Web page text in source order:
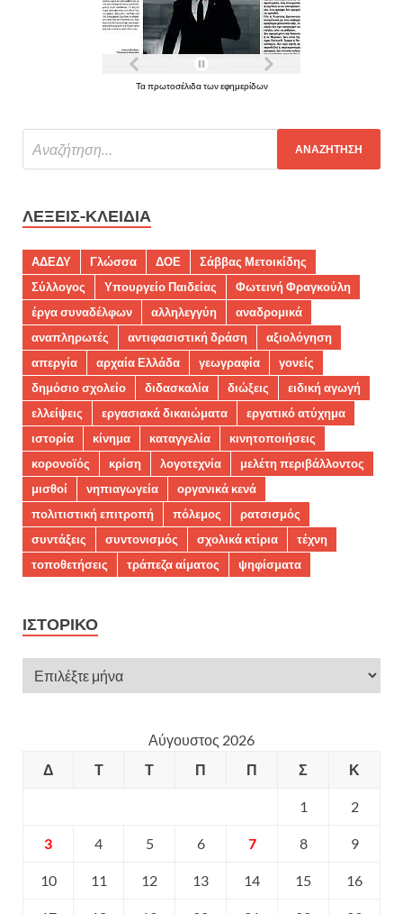
Τα πρωτοσέλιδα των εφημερίδων
ΛΈΞΕΙΣ-ΚΛΕΙΔΙΆ
ΑΔΕΔΥ Γλώσσα ΔΟΕ
Σάββας Μετοικίδης
Σύλλογος
Υπουργείο Παιδείας
Φωτεινή Φραγκούλη
έργα συναδέλφων
αλληλεγγύη
αναδρομικά
αναπληρωτές
αντιφασιστική δράση
αξιολόγηση
απεργία
αρχαία Ελλάδα γεωγραφία
γονείς
δημόσιο σχολείο
διδασκαλία διώξεις
ειδική αγωγή
ελλείψεις
εργασιακά δικαιώματα
εργατικό ατύχημα
ιστορία
κίνημα καταγγελία
κινητοποιήσεις
κορονοϊός
κρίση λογοτεχνία
μελέτη περιβάλλοντος
μισθοί
νηπιαγωγεία
οργανικά κενά
πολιτιστική επιτροπή
πόλεμος
ρατσισμός
συντάξεις
συντονισμός σχολικά κτίρια
τέχνη
τοποθετήσεις
τράπεζα αίματος ψηφίσματα
ΙΣΤΟΡΙΚΌ
Αύγουστος 2026
Δ
Τ Τ Π Π Σ Κ
1 2
3 4 5 6 7 8 9
10 11 12 13 14 15 16